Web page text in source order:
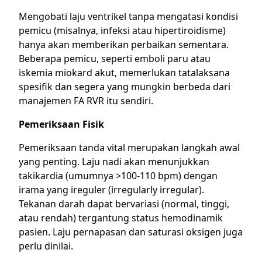
Mengobati laju ventrikel tanpa mengatasi kondisi
pemicu (misalnya, infeksi atau hipertiroidisme)
hanya akan memberikan perbaikan sementara.
Beberapa pemicu, seperti emboli paru atau
iskemia miokard akut, memerlukan tatalaksana
spesifik dan segera yang mungkin berbeda dari
manajemen FA RVR itu sendiri.
Pemeriksaan Fisik
Pemeriksaan tanda vital merupakan langkah awal
yang penting. Laju nadi akan menunjukkan
takikardia (umumnya >100-110 bpm) dengan
irama yang ireguler (irregularly irregular).
Tekanan darah dapat bervariasi (normal, tinggi,
atau rendah) tergantung status hemodinamik
pasien. Laju pernapasan dan saturasi oksigen juga
perlu dinilai.